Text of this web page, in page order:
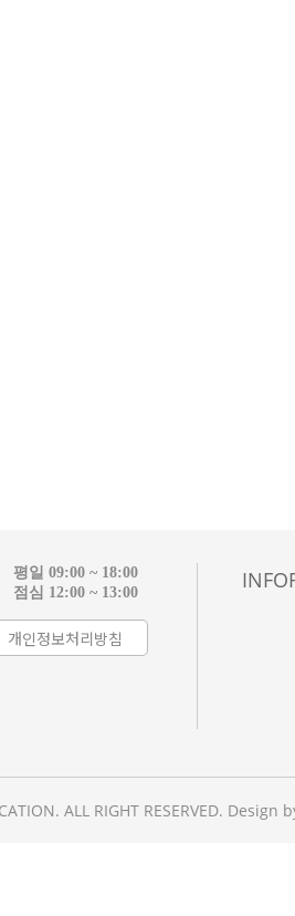
평일 09:00 ~ 18:00
점심 12:00 ~ 13:00
개인정보처리방침
ALL RIGHT RESERVED. Design